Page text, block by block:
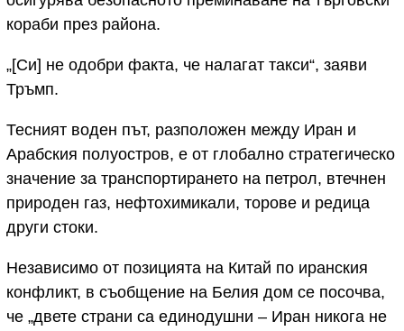
кораби през района.
„[Си] не одобри факта, че налагат такси“, заяви
Тръмп.
Тесният воден път, разположен между Иран и
Арабския полуостров, е от глобално стратегическо
значение за транспортирането на петрол, втечнен
природен газ, нефтохимикали, торове и редица
други стоки.
Независимо от позицията на Китай по иранския
конфликт, в съобщение на Белия дом се посочва,
че „двете страни са единодушни – Иран никога не